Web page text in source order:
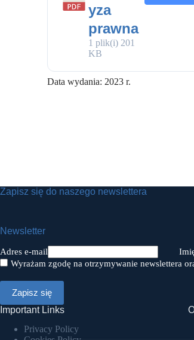
yza
prawna
1 plik(i) 201
KB
Data wydania: 2023 r.
Zapisz się do naszego newslettera
Newsletter
Adres e-mail
Wyrażam zgodę na otrzymywanie newslettera
Important Links
Privacy Policy